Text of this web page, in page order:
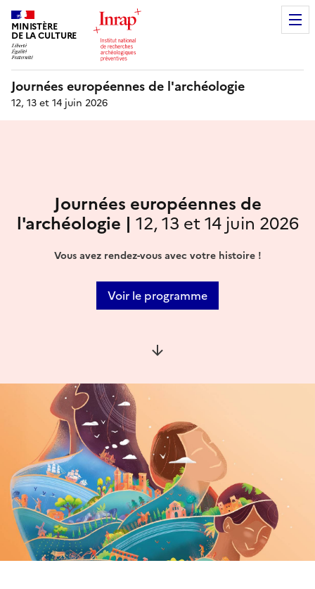
MINISTÈRE
DE LA CULTURE
Journées européennes de l'archéologie
12, 13 et 14 juin 2026
Journées européennes de
l'archéologie | 12, 13 et 14 juin 2026
Vous avez rendez-vous avec votre histoire !
Voir le programme